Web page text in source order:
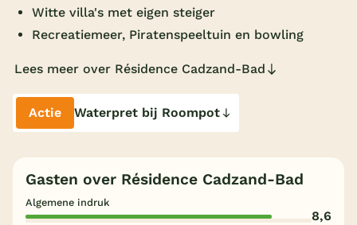
Keuzehulp
Bestemmingen
Nederland
Texel
Witte villa's met eigen steiger
Recreatiemeer, Piratenspeeltuin en bowling
Lees meer over Résidence Cadzand-Bad
Actie Waterpret bij Roompot
Gasten over Résidence Cadzand-Bad
Algemene indruk
8,6